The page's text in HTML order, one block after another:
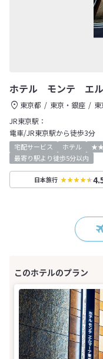
ホテル モンテ エル
東京都 東京・銀座
JR東京駅：
電車/JR東京駅から徒歩3分
宅配サービス ホテル
最寄り駅より徒歩5分以内
日本旅行